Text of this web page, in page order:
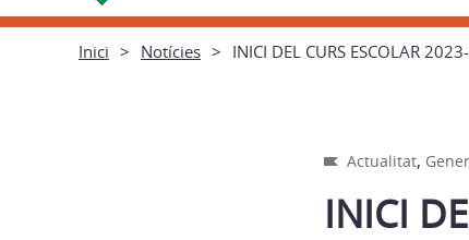
Inici Notícies INICI DEL CURS ESCOLAR
Actualitat,
INICI